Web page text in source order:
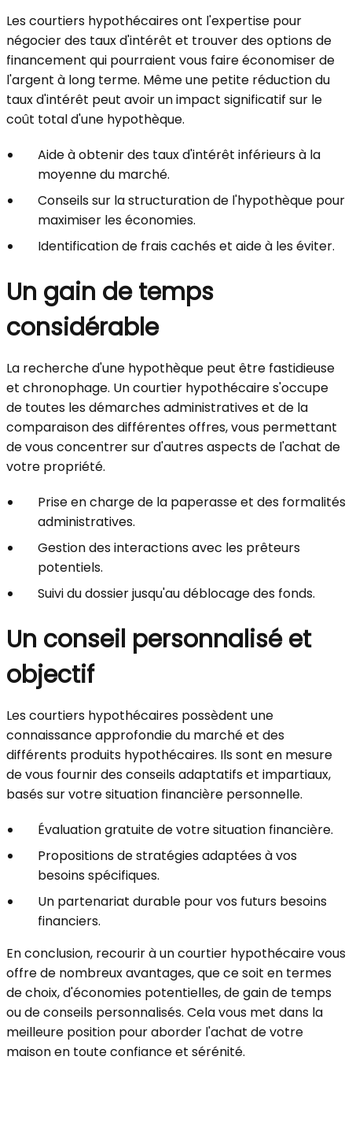
Les courtiers hypothécaires ont l'expertise pour
négocier des taux d'intérêt et trouver des options de
financement qui pourraient vous faire économiser de
l'argent à long terme. Même une petite réduction du
taux d'intérêt peut avoir un impact significatif sur le
coût total d'une hypothèque.
Aide à obtenir des taux d'intérêt inférieurs à la
moyenne du marché.
Conseils sur la structuration de l'hypothèque pour
maximiser les économies.
Identification de frais cachés et aide à les éviter.
Un gain de temps
considérable
La recherche d'une hypothèque peut être fastidieuse
et chronophage. Un courtier hypothécaire s'occupe
de toutes les démarches administratives et de la
comparaison des différentes offres, vous permettant
de vous concentrer sur d'autres aspects de l'achat de
votre propriété.
Prise en charge de la paperasse et des formalités
administratives.
Gestion des interactions avec les prêteurs
potentiels.
Suivi du dossier jusqu'au déblocage des fonds.
Un conseil personnalisé et
objectif
Les courtiers hypothécaires possèdent une
connaissance approfondie du marché et des
différents produits hypothécaires. Ils sont en mesure
de vous fournir des conseils adaptatifs et impartiaux,
basés sur votre situation financière personnelle.
Évaluation gratuite de votre situation financière.
Propositions de stratégies adaptées à vos
besoins spécifiques.
Un partenariat durable pour vos futurs besoins
financiers.
En conclusion, recourir à un courtier hypothécaire vous
offre de nombreux avantages, que ce soit en termes
de choix, d'économies potentielles, de gain de temps
ou de conseils personnalisés. Cela vous met dans la
meilleure position pour aborder l'achat de votre
maison en toute confiance et sérénité.